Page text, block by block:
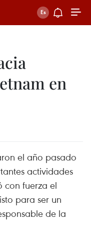
en
el año pasado
actividades
con fuerza el
para ser un
de la